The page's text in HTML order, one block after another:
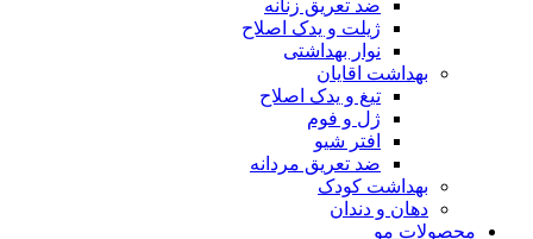
ضد تعریق زنانه
ژیلت و یدک اصلاح
نوار بهداشتی
بهداشت اقایان
تیغ و یدک اصلاح
ژل و فوم
افتر شیو
ضد تعریق مردانه
بهداشت کودک
دهان و دندان
محصولات مو